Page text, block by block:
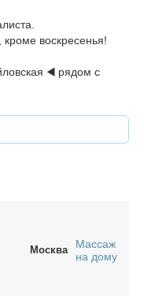
воскресенья!
◀️ рядом с
Москва
Массаж
на дому